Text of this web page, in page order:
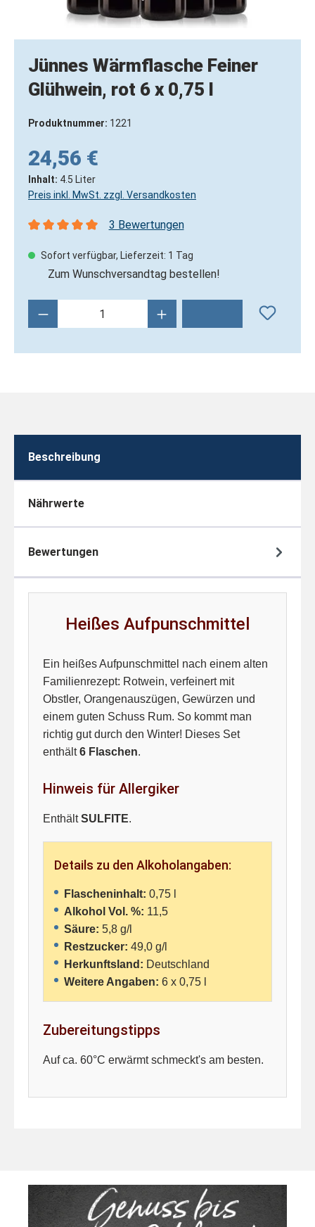
Jünnes Wärmflasche Feiner
Glühwein, rot 6 x 0,75 l
Produktnummer: 1221
24,56 €
Inhalt: 4.5 Liter
Preis inkl. MwSt. zzgl. Versandkosten
3 Bewertungen
Sofort verfügbar, Lieferzeit: 1 Tag
Zum Wunschversandtag bestellen!
Produkt Anzahl: Gib den gewünschten
Beschreibung
Nährwerte
Bewertungen
Heißes Aufpunschmittel
Ein heißes Aufpunschmittel nach einem alten
Familienrezept: Rotwein, verfeinert mit
Obstler, Orangenauszügen, Gewürzen und
einem guten Schuss Rum. So kommt man
richtig gut durch den Winter! Dieses Set
enthält6 Flaschen.
Hinweis für Allergiker
EnthältSULFITE.
Details zu den Alkoholangaben:
Flascheninhalt: 0,75 l
Alkohol Vol. %: 11,5
Säure: 5,8 g/l
Restzucker: 49,0 g/l
Herkunftsland: Deutschland
Weitere Angaben: 6 x 0,75 l
Zubereitungstipps
Auf ca. 60°C erwärmt schmeckt's am besten.